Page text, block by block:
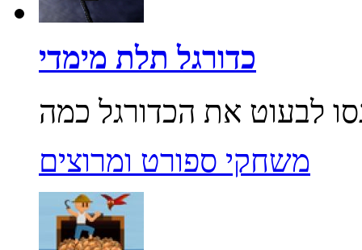
כדורגל תלת מימדי
משחקי ספורט ומרוצים